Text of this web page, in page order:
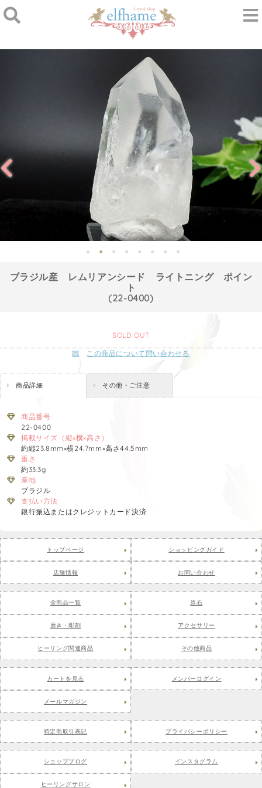
ブラジル産 レムリアンシード ライトニング ポイン
ト
(22-0400)
SOLD OUT
この商品について問い合わせる
商品詳細 その他・ご注意
商品番号
22-0400
掲載サイズ（縦×横×高さ）
約縦23.8mm×横24.7mm×高さ44.5mm
重さ
約33.3g
産地
ブラジル
支払い方法
銀行振込またはクレジットカード決済
トップページ ショッピングガイド
店舗情報 お問い合わせ
全商品一覧 原石
磨き・彫刻 アクセサリー
ヒーリング関連商品 その他商品
カートを見る メンバーログイン
メールマガジン
特定商取引表記 プライバシーポリシー
ショップブログ インスタグラム
ヒーリングサロン